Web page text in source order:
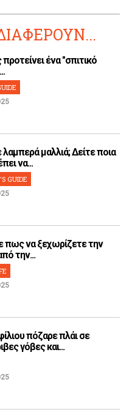
προτείνει ένα "σπιτικό
μαλλιά; Δείτε ποια
να...
GUIDE
πως να ξεχωρίζετε την
την...
πόζαρε πλάι σε
γόβες και...